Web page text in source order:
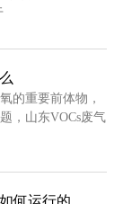
的重要前体物，
，山东VOCs废气
何运行的